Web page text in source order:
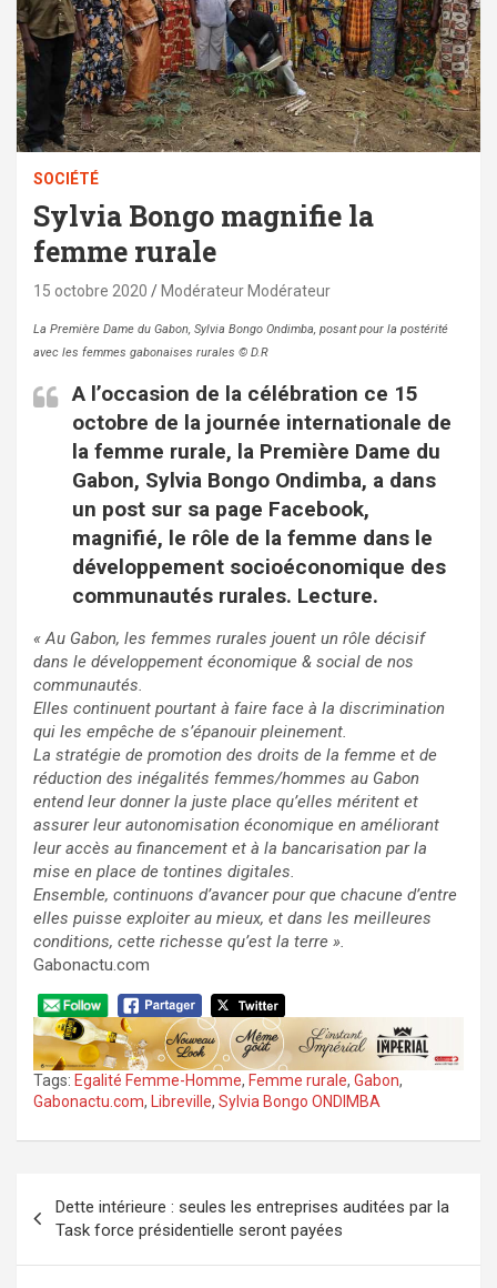
SOCIÉTÉ
Sylvia Bongo magnifie la
femme rurale
15 octobre 2020 Modérateur Modérateur
La Première Dame du Gabon, Sylvia Bongo Ondimba, posant pour la postérité
avec les femmes gabonaises rurales © D.R
A l’occasion de la célébration ce 15
octobre de la journée internationale de
la femme rurale, la Première Dame du
Gabon, Sylvia Bongo Ondimba, a dans
un post sur sa page Facebook,
magnifié, le rôle de la femme dans le
développement socioéconomique des
communautés rurales. Lecture.
« Au Gabon, les femmes rurales jouent un rôle décisif
dans le développement économique & social de nos
communautés.
Elles continuent pourtant à faire face à la discrimination
qui les empêche de s’épanouir pleinement.
La stratégie de promotion des droits de la femme et de
réduction des inégalités femmes/hommes au Gabon
entend leur donner la juste place qu’elles méritent et
assurer leur autonomisation économique en améliorant
leur accès au financement et à la bancarisation par la
mise en place de tontines digitales.
Ensemble, continuons d’avancer pour que chacune d’entre
elles puisse exploiter au mieux, et dans les meilleures
conditions, cette richesse qu’est la terre ».
Gabonactu.com
Tags: Egalité Femme-Homme, Femme rurale, Gabon,
Gabonactu.com, Libreville, Sylvia Bongo ONDIMBA
de
l’article
Dette intérieure : seules les entreprises auditées par la
Task force présidentielle seront payées